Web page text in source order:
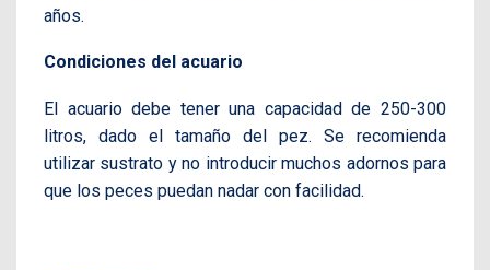
años.
Condiciones del acuario
El acuario debe tener una capacidad de 250-300
litros, dado el tamaño del pez. Se recomienda
utilizar sustrato y no introducir muchos adornos para
que los peces puedan nadar con facilidad.